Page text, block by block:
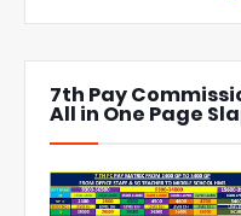
7th Pay
All in One Page